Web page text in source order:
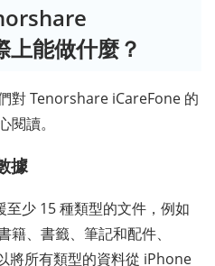
能做什麼？
對 Tenorshare iCareFone 的
讀。
據
少 15 種類型的文件，例如
、書籤、筆記和配件、
將所有類型的資料從 iPhone